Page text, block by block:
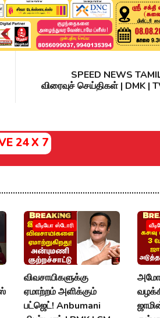
SPEED NEWS
விரைவுச் செய்திகள் | DMK |
24 X 7
வீடியோ ஸ்டோரி
விவசாயிகளுக்கு
ஏமாற்றம் அளிக்கும்
பட்ஜெட்! Anbumani